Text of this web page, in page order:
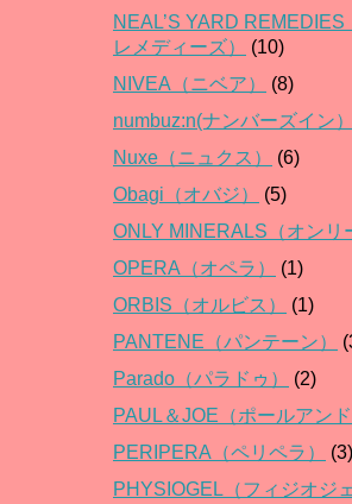
NEAL’S YARD
レメディーズ）
(10)
NIVEA（ニベア）
(8)
numbuz:n(ナンバーズイン）
Nuxe（ニュクス）
(6)
Obagi（オバジ）
(5)
ONLY MINERALS（オンリ
OPERA（オペラ）
(1)
ORBIS（オルビス）
(1)
PANTENE（パンテーン）
Parado（パラドゥ）
(2)
PAUL＆JOE（ポールアンド
PERIPERA（ペリペラ）
(3)
PHYSIOGEL（フィジオジ